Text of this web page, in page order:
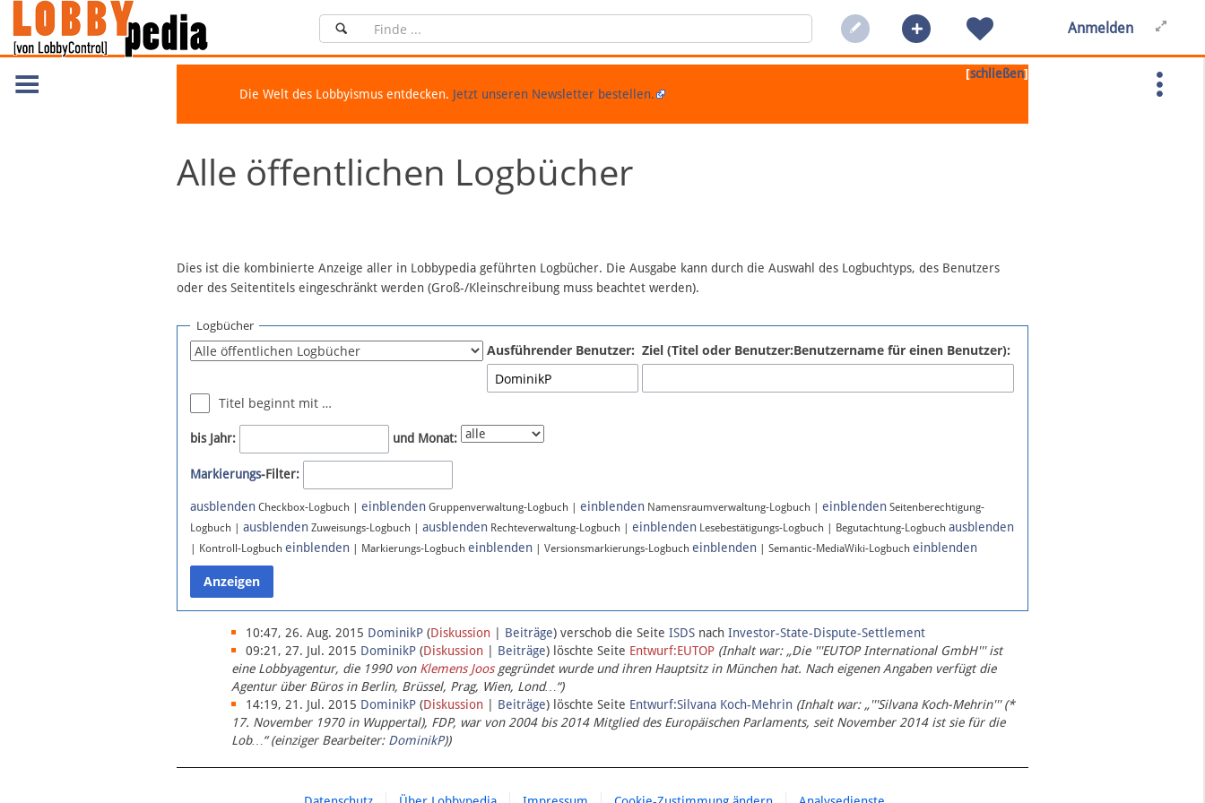
Anmelden
[schließen]
Die Welt des Lobbyismus entdecken. Jetzt unseren Newsletter bestellen.
Alle öffentlichen Logbücher
Dies ist die kombinierte Anzeige aller in Lobbypedia geführten Logbücher. Die Ausgabe kann durch die Auswahl des Logbuchtyps, des Benutzers
oder des Seitentitels eingeschränkt werden (Groß-/Kleinschreibung muss beachtet werden).
Logbücher
Ausführender Benutzer: Ziel (Titel oder Benutzer:Benutzername für einen Benutzer):
Titel beginnt mit …
bis Jahr: und Monat:
Markierungs-Filter:
ausblenden Checkbox-Logbuch | einblenden Gruppenverwaltung-Logbuch | einblenden Namensraumverwaltung-Logbuch | einblenden Seitenberechtigung-
Logbuch | ausblenden Zuweisungs-Logbuch | ausblenden Rechteverwaltung-Logbuch | einblenden Lesebestätigungs-Logbuch | Begutachtung-Logbuch ausblenden
| Kontroll-Logbuch einblenden | Markierungs-Logbuch einblenden | Versionsmarkierungs-Logbuch einblenden | Semantic-MediaWiki-Logbuch einblenden
10:47, 26. Aug. 2015 DominikP (Diskussion | Beiträge) verschob die Seite ISDS nach Investor-State-Dispute-Settlement
09:21, 27. Jul. 2015 DominikP (Diskussion | Beiträge) löschte Seite Entwurf:EUTOP (Inhalt war: „Die '''EUTOP International GmbH''' ist
eine Lobbyagentur, die 1990 von Klemens Joosgegründet wurde und ihren Hauptsitz in München hat. Nach eigenen Angaben verfügt die
Agentur über Büros in Berlin, Brüssel, Prag, Wien, Lond…“)
14:19, 21. Jul. 2015 DominikP (Diskussion | Beiträge) löschte Seite Entwurf:Silvana Koch-Mehrin (Inhalt war: „'''Silvana Koch-Mehrin''' (*
17. November 1970 in Wuppertal), FDP, war von 2004 bis 2014 Mitglied des Europäischen Parlaments, seit November 2014 ist sie für die
Lob…“ (einziger Bearbeiter: DominikP))